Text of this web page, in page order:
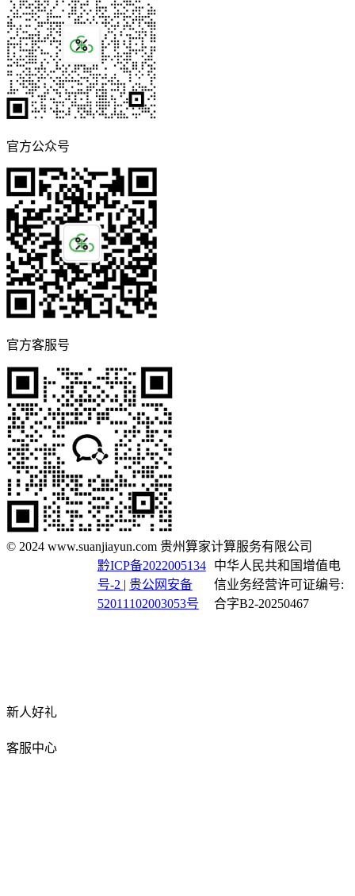
官方公众号
官方客服号
© 2024 www.suanjiayun.com 贵州算家计算服务有限公司
黔ICP备2022005134
号-2 | 贵公网安备
52011102003053号
中华人民共和国增值电
信业务经营许可证编号:
合字B2-20250467
新人好礼
客服中心